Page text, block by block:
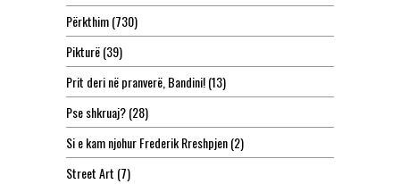
Përkthim(730)
Pikturë(39)
Prit deri në pranverë, Bandini!(13)
Pse shkruaj?(28)
Si e kam njohur Frederik Rreshpjen(2)
Street Art (7)